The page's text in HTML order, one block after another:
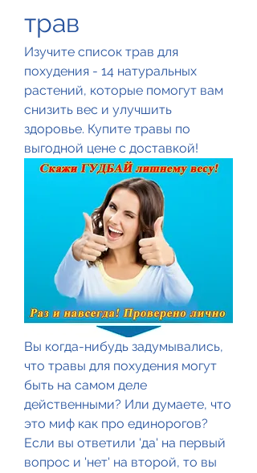
трав
Изучите список трав для
похудения - 14 натуральных
растений, которые помогут вам
снизить вес и улучшить
здоровье. Купите травы по
выгодной цене с доставкой!
Вы когда-нибудь задумывались,
что травы для похудения могут
быть на самом деле
действенными? Или думаете, что
это миф как про единорогов?
Если вы ответили 'да' на первый
вопрос и 'нет' на второй, то вы